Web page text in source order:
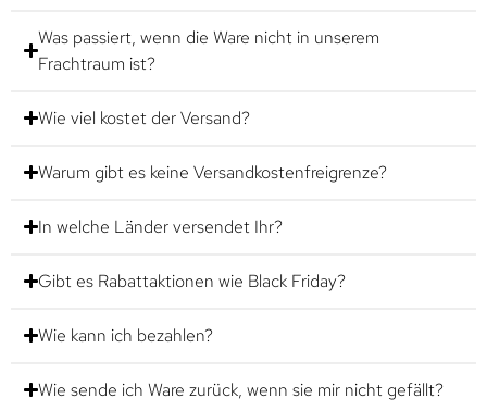
Was passiert, wenn die Ware nicht in unserem
Frachtraum ist?
Wie viel kostet der Versand?
Warum gibt es keine Versandkostenfreigrenze?
In welche Länder versendet Ihr?
Gibt es Rabattaktionen wie Black Friday?
Wie kann ich bezahlen?
Wie sende ich Ware zurück, wenn sie mir nicht gefällt?